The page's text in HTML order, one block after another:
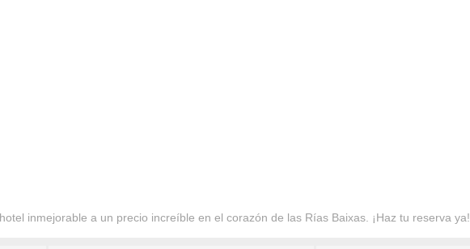
inmejorable a un precio increíble en el corazón de las Rías Baixas. ¡Haz tu reserva ya!